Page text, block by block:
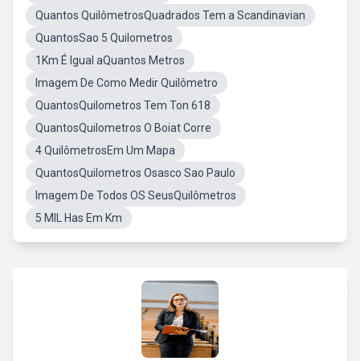
Quantos QuilômetrosQuadrados Tem a Scandinavian
QuantosSao 5 Quilometros
1Km É Igual aQuantos Metros
Imagem De Como Medir Quilômetro
QuantosQuilometros Tem Ton 618
QuantosQuilometros O Boiat Corre
4 QuilômetrosEm Um Mapa
QuantosQuilometros Osasco Sao Paulo
Imagem De Todos OS SeusQuilômetros
5 MIL Has Em Km